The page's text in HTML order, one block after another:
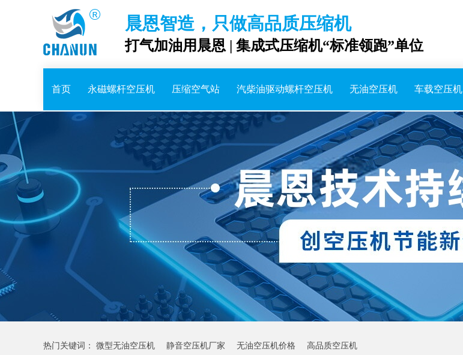
晨恩智造，只做高品质压缩机
打气加油用晨恩 | 集成式压缩机“标准领跑”单位
首页 永磁螺杆空压机 压缩空气站 汽柴油驱动螺杆空压机 无油空压机 车载空压机
热门关键词： 微型无油空压机 静音空压机厂家 无油空压机价格 高品质空压机